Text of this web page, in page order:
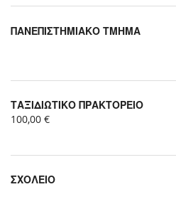
ΠΑΝΕΠΙΣΤΗΜΙΑΚΟ ΤΜΗΜΑ
ΤΑΞΙΔΙΩΤΙΚΟ ΠΡΑΚΤΟΡΕΙΟ
100,00 €
ΣΧΟΛΕΙΟ